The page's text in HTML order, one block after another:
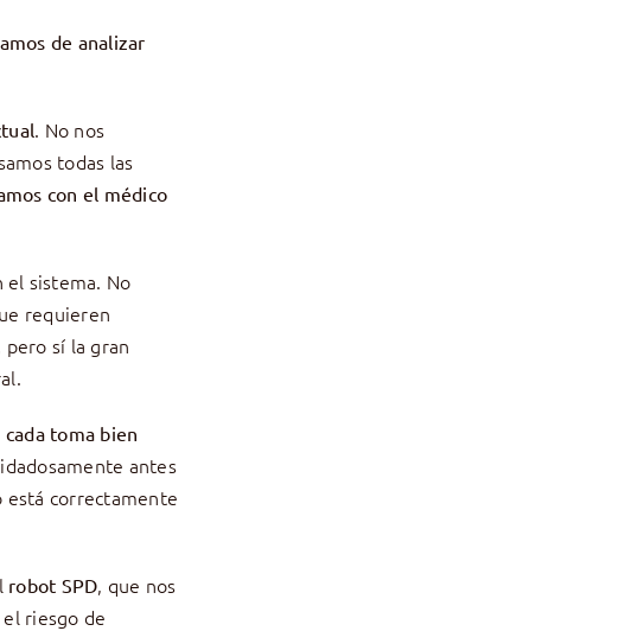
de analizar
. No nos
todas las
con el médico
sistema. No
requieren
sí la gran
toma bien
antes
está correctamente
robot SPD, que nos
riesgo de